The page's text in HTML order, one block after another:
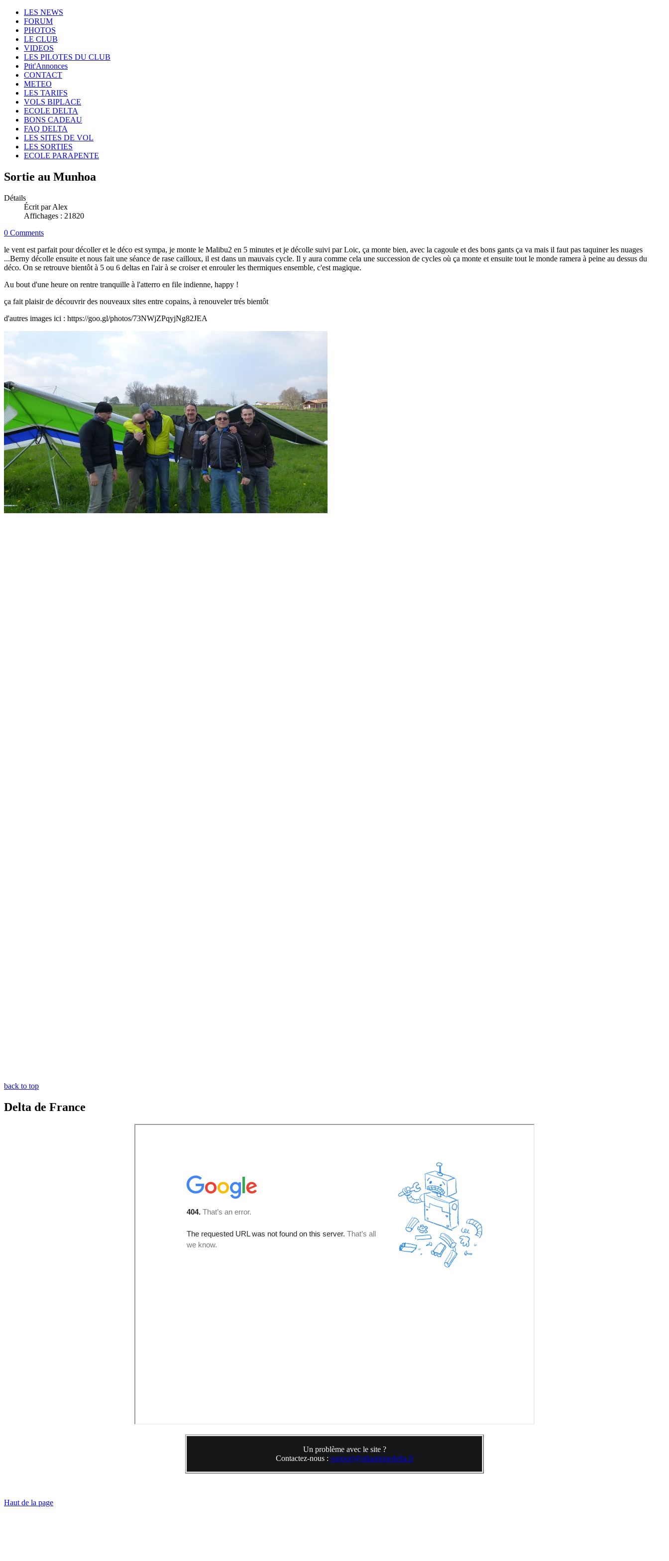
LES NEWS
FORUM
PHOTOS
LE CLUB
VIDEOS
LES PILOTES DU CLUB
Ptit'Annonces
CONTACT
METEO
LES TARIFS
VOLS BIPLACE
ECOLE DELTA
BONS CADEAU
FAQ DELTA
LES SITES DE VOL
LES SORTIES
ECOLE PARAPENTE
Sortie au Munhoa
Détails
Écrit par Alex
Affichages : 21820
0 Comments
le vent est parfait pour décoller et le déco est sympa, je monte le Malibu2 en 5 minutes et je décolle suivi par Loic, ça monte bien, avec la cagoule et des bons gants ça va mais il faut pas taquiner les nuages
...Berny décolle ensuite et nous fait une séance de rase cailloux, il est dans un mauvais cycle. Il y aura comme cela une succession de cycles où ça monte et ensuite tout le monde ramera à peine au dessus du
déco. On se retrouve bientôt à 5 ou 6 deltas en l'air à se croiser et enrouler les thermiques ensemble, c'est magique.
Au bout d'une heure on rentre tranquille à l'atterro en file indienne, happy !
ça fait plaisir de découvrir des nouveaux sites entre copains, à renouveler trés bientôt
d'autres images ici : https://goo.gl/photos/73NWjZPqyjNg82JEA
back to top
Delta de France
Un problème avec le site ?
Contactez-nous : support@atlantiquedelta.fr
Haut de la page